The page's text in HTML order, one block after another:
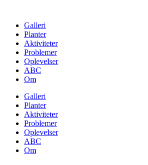
contentGalleri
Planter
Aktiviteter
Problemer
Oplevelser
ABC
Om
Galleri
Planter
Aktiviteter
Problemer
Oplevelser
ABC
Om